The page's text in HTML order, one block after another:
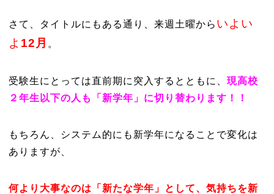
さて、タイトルにもある通り、来週土曜から いよい
よ 12月 。
受験生にとっては直前期に突入するとともに、 現高校
２年生以下の人も「新学年」に切り替わります！！
もちろん、システム的にも新学年になることで変化は
ありますが、
何より大事なのは「新たな学年」として、気持ちを新